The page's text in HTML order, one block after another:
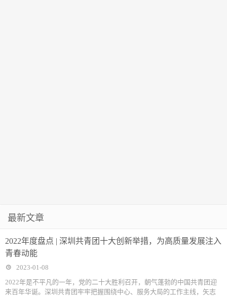
最新文章
2022年度盘点 | 深圳共青团十大创新举措，为高质量发展注入
青春动能
2023-01-08
2022年是不平凡的一年，党的二十大胜利召开，朝气蓬勃的中国共青团迎
来百年华诞。深圳共青团牢牢把握围绕中心、服务大局的工作主线，矢志